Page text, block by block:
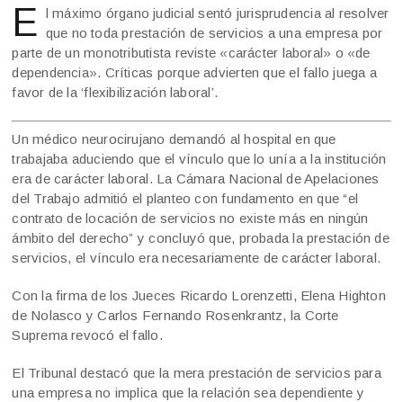
E l máximo órgano judicial sentó jurisprudencia al resolver
que no toda prestación de servicios a una empresa por
parte de un monotributista reviste «carácter laboral» o «de
dependencia». Críticas porque advierten que el fallo juega a
favor de la ‘flexibilización laboral’.
Un médico neurocirujano demandó al hospital en que
trabajaba aduciendo que el vínculo que lo unía a la institución
era de carácter laboral. La Cámara Nacional de Apelaciones
del Trabajo admitió el planteo con fundamento en que “el
contrato de locación de servicios no existe más en ningún
ámbito del derecho” y concluyó que, probada la prestación de
servicios, el vínculo era necesariamente de carácter laboral.
Con la firma de los Jueces Ricardo Lorenzetti, Elena Highton
de Nolasco y Carlos Fernando Rosenkrantz, la Corte
Suprema revocó el fallo.
El Tribunal destacó que la mera prestación de servicios para
una empresa no implica que la relación sea dependiente y